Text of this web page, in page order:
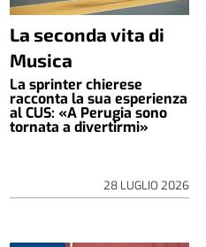
La seconda vita di
Musica
La sprinter chierese
racconta la sua esperienza
al CUS: «A Perugia sono
tornata a divertirmi»
28 LUGLIO 2026